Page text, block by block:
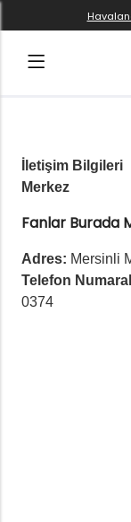
İletişim Bilgileri
Merkez
Fanlar Burada
Adres: Mersinli
Telefon
0374